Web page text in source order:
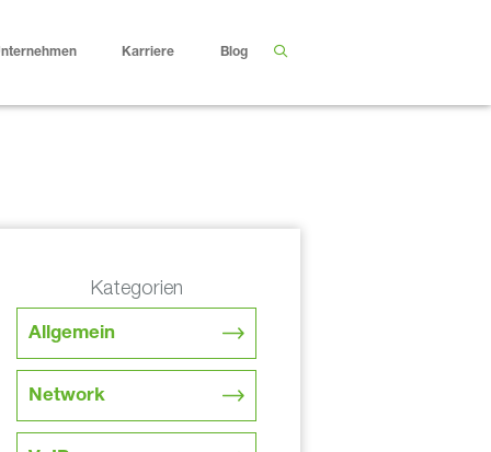
Karriere Blog
Kategorien
Allgemein
Network